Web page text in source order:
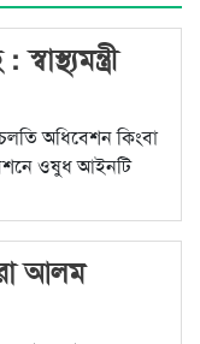
অধিবেশন কিংবা
ওষুধ আইনটি
আলম